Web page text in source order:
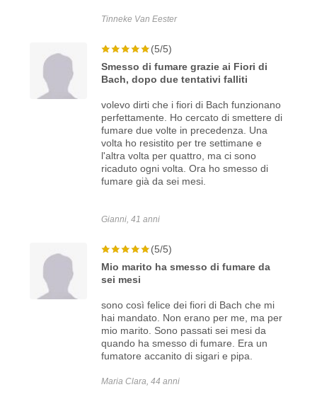
Tinneke Van Eester
(5/5)
Smesso di fumare grazie ai Fiori di
Bach, dopo due tentativi falliti
volevo dirti che i fiori di Bach funzionano
perfettamente. Ho cercato di smettere di
fumare due volte in precedenza. Una
volta ho resistito per tre settimane e
l'altra volta per quattro, ma ci sono
ricaduto ogni volta. Ora ho smesso di
fumare già da sei mesi.
Gianni, 41 anni
(5/5)
Mio marito ha smesso di fumare da
sei mesi
sono così felice dei fiori di Bach che mi
hai mandato. Non erano per me, ma per
mio marito. Sono passati sei mesi da
quando ha smesso di fumare. Era un
fumatore accanito di sigari e pipa.
Maria Clara, 44 anni